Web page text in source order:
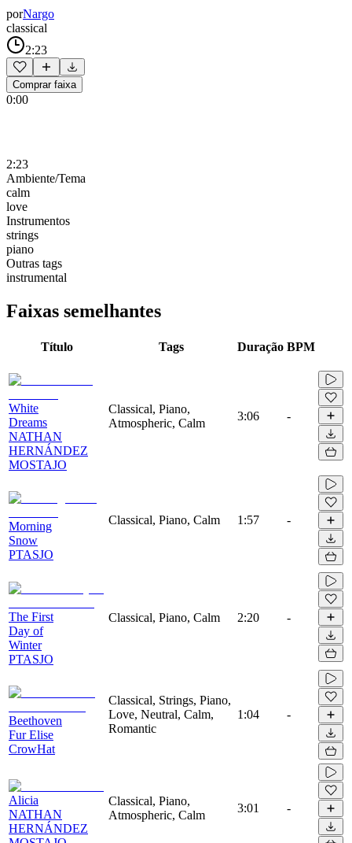
porNargo
classical
2:23
Comprar faixa
0:00
2:23
Ambiente/Tema
calm
love
Instrumentos
strings
piano
Outras tags
instrumental
Faixas semelhantes
Título Tags Duração BPM
White
Dreams
NATHAN
HERNÁNDEZ
MOSTAJO
Classical, Piano,
Atmospheric, Calm
3:06 -
Morning
Snow
PTASJO
Classical, Piano, Calm 1:57 -
The First
Day of
Winter
PTASJO
Classical, Piano, Calm 2:20 -
Beethoven
Fur Elise
CrowHat
Classical, Strings, Piano,
Love, Neutral, Calm,
Romantic
1:04 -
Alicia
NATHAN
HERNÁNDEZ
Classical, Piano,
Atmospheric, Calm
3:01 -